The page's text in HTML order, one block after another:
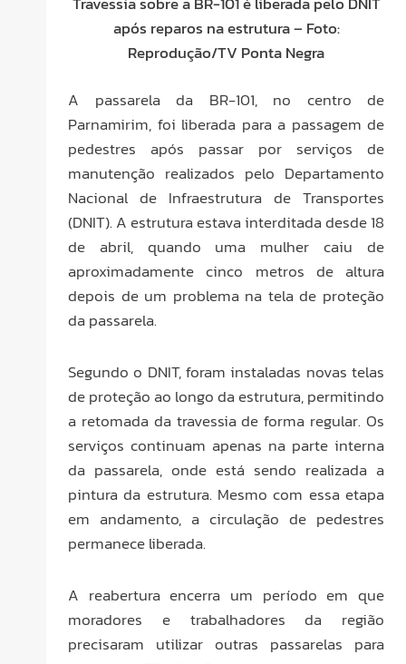
após reparos na estrutura – Foto:
Reprodução/TV Ponta Negra
A passarela da BR-101, no centro de
Parnamirim, foi liberada para a passagem de
pedestres após passar por serviços de
manutenção realizados pelo Departamento
Nacional de Infraestrutura de Transportes
(DNIT). A estrutura estava interditada desde 18
de abril, quando uma mulher caiu de
aproximadamente cinco metros de altura
depois de um problema na tela de proteção
da passarela.
Segundo o DNIT, foram instaladas novas telas
de proteção ao longo da estrutura, permitindo
a retomada da travessia de forma regular. Os
serviços continuam apenas na parte interna
da passarela, onde está sendo realizada a
pintura da estrutura. Mesmo com essa etapa
em andamento, a circulação de pedestres
permanece liberada.
A reabertura encerra um período em que
moradores e trabalhadores da região
precisaram utilizar outras passarelas para